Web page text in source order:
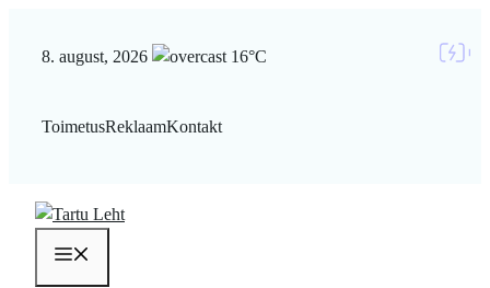
8. august, 2026 16°C
ToimetusReklaamKontakt